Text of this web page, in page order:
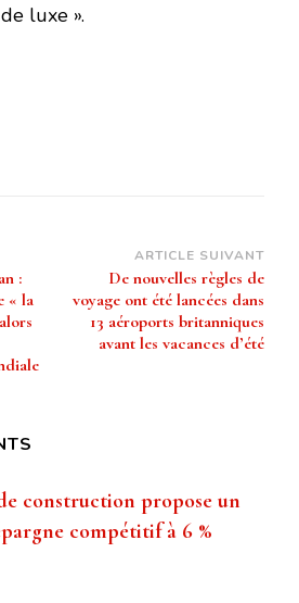
luxe ».
:
« la
ARTICLE SUIVANT
De nouvelles règles de
voyage ont été lancées dans
13 aéroports britanniques
avant les vacances d’été
construction propose un
compétitif à 6 %